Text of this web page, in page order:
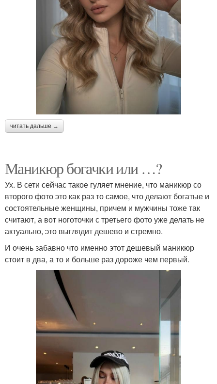
читать дальше →
Маникюр богачки или …?
Ух. В сети сейчас такое гуляет мнение, что маникюр со
второго фото это как раз то самое, что делают богатые и
состоятельные женщины, причем и мужчины тоже так
считают, а вот ноготочки с третьего фото уже делать не
актуально, это выглядит дешево и стремно.
И очень забавно что именно этот дешевый маникюр
стоит в два, а то и больше раз дороже чем первый.